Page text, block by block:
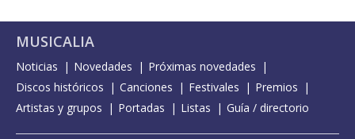
MUSICALIA
Noticias Novedades
Próximas novedades
Discos históricos
Canciones Festivales
Premios
Artistas y grupos
Portadas Listas Guía / directorio